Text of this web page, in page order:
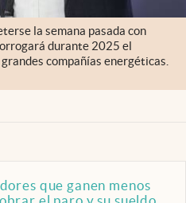
la semana pasada con
durante 2025 el
compañías energéticas.
que ganen menos
el paro y su sueldo